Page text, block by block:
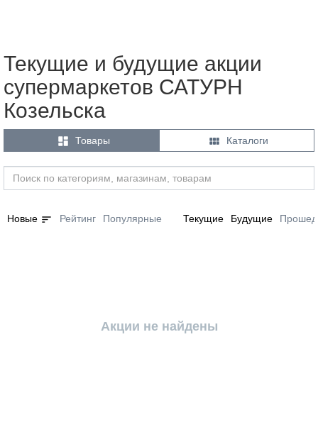
Текущие и будущие акции
супермаркетов САТУРН
Козельска
 Товары  Каталоги
Новые sort Рейтинг Популярные Текущие Будущие
Акции не найдены